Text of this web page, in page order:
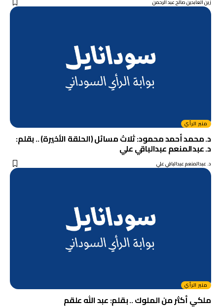
زين العابدين صالح عبد الرحمن
منبر الرأي
د. محمد أحمد محمود: ثلاث مسائل (الحلقة الأخيرة) .. بقلم:
د. عبدالمنعم عبدالباقي علي
د. عبدالمنعم عبدالباقي علي
منبر الرأي
ملكي أكثر من الملوك .. بقلم: عبد الله علقم